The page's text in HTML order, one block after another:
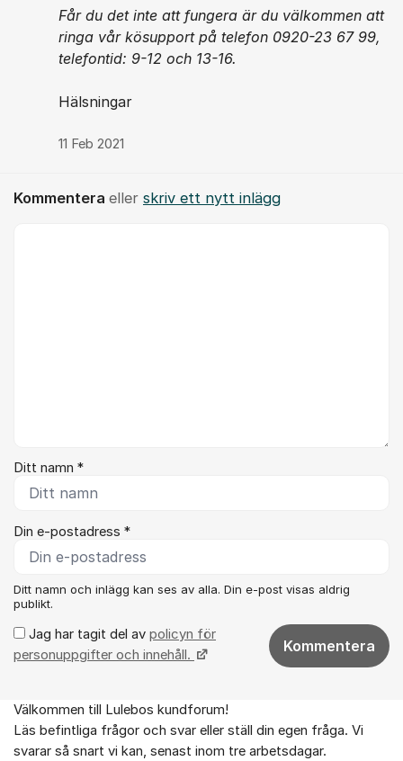
Får du det inte att fungera är du välkommen att
ringa vår kösupport på telefon 0920-23 67 99,
telefontid: 9-12 och 13-16.
Hälsningar
11 Feb 2021
Kommentera eller skriv ett nytt inlägg
Ditt namn *
Din e-postadress *
Ditt namn och inlägg kan ses av alla. Din e-post visas aldrig
publikt.
Jag har tagit del av policyn för
personuppgifter och innehåll.
Kommentera
Om forumet
Välkommen till Lulebos kundforum!
Läs befintliga frågor och svar eller ställ din egen fråga. Vi
svarar så snart vi kan, senast inom tre arbetsdagar.